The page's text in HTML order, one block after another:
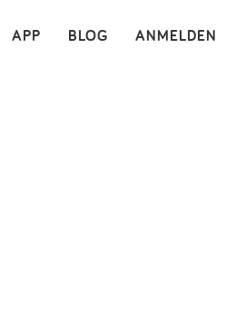
ANMELDEN
BLOG
APP ×